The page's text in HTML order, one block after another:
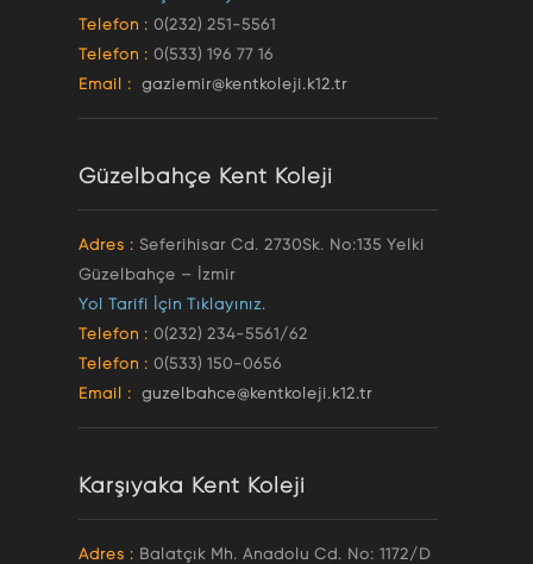
Telefon : 0(232) 251-5561
Telefon : 0(533) 196 77 16
Email : gaziemir@kentkoleji.k12.tr
Güzelbahçe Kent Koleji
Adres : Seferihisar Cd. 2730Sk. No:135 Yelki
Güzelbahçe – İzmir
Yol Tarifi İçin Tıklayınız.
Telefon : 0(232) 234-5561/62
Telefon : 0(533) 150-0656
Email : guzelbahce@kentkoleji.k12.tr
Karşıyaka Kent Koleji
Adres : Balatçık Mh. Anadolu Cd. No: 1172/D